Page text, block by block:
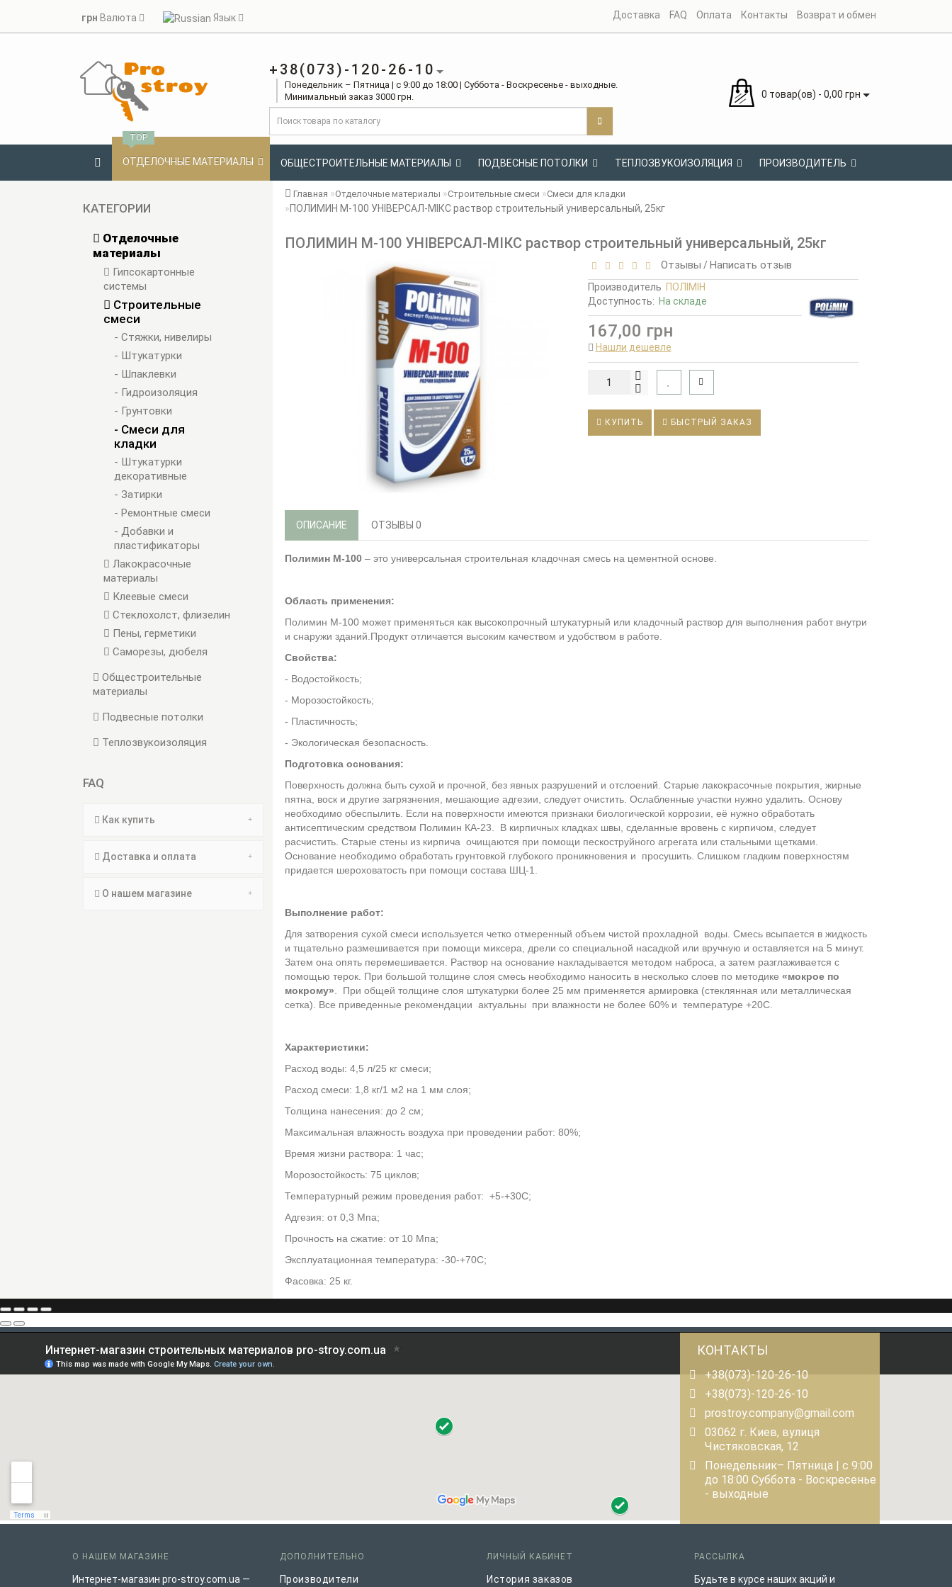
грн Валюта Язык Доставка FAQ Оплата Контакты Возврат и обмен
+38(073)-120-26-10
Понедельник – Пятница | с 9:00 до 18:00 | Суббота - Воскресенье - выходные.
Минимальный заказ 3000 грн.
0 товар(ов) - 0,00 грн
ОТДЕЛОЧНЫЕ МАТЕРИАЛЫ
TOP
ОБЩЕСТРОИТЕЛЬНЫЕ МАТЕРИАЛЫ ПОДВЕСНЫЕ ПОТОЛКИ ТЕПЛОЗВУКОИЗОЛЯЦИЯ ПРОИЗВОДИТЕЛЬ
КАТЕГОРИИ
Отделочные
материалы
Гипсокартонные
системы
Строительные
смеси
- Стяжки, нивелиры
- Штукатурки
- Шпаклевки
- Гидроизоляция
- Грунтовки
- Смеси для
кладки
- Штукатурки
декоративные
- Затирки
- Ремонтные смеси
- Добавки и
пластификаторы
Лакокрасочные
материалы
Клеевые смеси
Стеклохолст, флизелин
Пены, герметики
Саморезы, дюбеля
Общестроительные
материалы
Подвесные потолки
Теплозвукоизоляция
FAQ
Как купить
Доставка и оплата
О нашем магазине
Главная Отделочные материалы Строительные смеси Смеси для кладки
ПОЛИМИН М-100 УНІВЕРСАЛ-МІКС раствор строительный универсальный, 25кг
ПОЛИМИН М-100 УНІВЕРСАЛ-МІКС раствор строительный универсальный, 25кг
Отзывы / Написать отзыв
Производитель ПОЛІМІН
Доступность: На складе
167,00 грн
Нашли дешевле
КУПИТЬ БЫСТРЫЙ ЗАКАЗ
ОПИСАНИЕ ОТЗЫВЫ 0
Полимин М-100 – это универсальная строительная кладочная смесь на цементной основе.
Область применения:
Полимин М-100 может применяться как высокопрочный штукатурный или кладочный раствор для выполнения работ внутри
и снаружи зданий.Продукт отличается высоким качеством и удобством в работе.
Свойства:
- Водостойкость;
- Морозостойкость;
- Пластичность;
- Экологическая безопасность.
Подготовка основания:
Поверхность должна быть сухой и прочной, без явных разрушений и отслоений. Старые лакокрасочные покрытия, жирные
пятна, воск и другие загрязнения, мешающие адгезии, следует очистить. Ослабленные участки нужно удалить. Основу
необходимо обеспылить. Если на поверхности имеются признаки биологической коррозии, её нужно обработать
антисептическим средством Полимин КА-23. В кирпичных кладках швы, сделанные вровень с кирпичом, следует
расчистить. Старые стены из кирпича очищаются при помощи пескоструйного агрегата или стальными щетками.
Основание необходимо обработать грунтовкой глубокого проникновения и просушить. Слишком гладким поверхностям
придается шероховатость при помощи состава ШЦ-1.
Выполнение работ:
Для затворения сухой смеси используется четко отмеренный объем чистой прохладной воды. Смесь всыпается в жидкость
и тщательно размешивается при помощи миксера, дрели со специальной насадкой или вручную и оставляется на 5 минут.
Затем она опять перемешивается. Раствор на основание накладывается методом наброса, а затем разглаживается с
помощью терок. При большой толщине слоя смесь необходимо наносить в несколько слоев по методике «мокрое по
мокрому» . При общей толщине слоя штукатурки более 25 мм применяется армировка (стеклянная или металлическая
сетка). Все приведенные рекомендации актуальны при влажности не более 60% и темпера­туре +20С.
Характеристики:
Расход воды: 4,5 л/25 кг смеси;
Расход смеси: 1,8 кг/1 м2 на 1 мм слоя;
Толщина нанесения: до 2 см;
Максимальная влажность воздуха при проведении работ: 80%;
Время жизни раствора: 1 час;
Морозостойкость: 75 циклов;
Температурный режим проведения работ: +5-+30С;
Адгезия: от 0,3 Мпа;
Прочность на сжатие: от 10 Мпа;
Эксплуатационная температура: -30-+70С;
Фасовка: 25 кг.
КОНТАКТЫ
+38(073)-120-26-10
+38(073)-120-26-10
prostroy.company@gmail.com
03062 г. Киев, вулиця
Чистяковская, 12
Понедельник– Пятница | с 9:00
до 18:00 Суббота - Воскресенье
- выходные
О НАШЕМ МАГАЗИНЕ
Интернет-магазин pro-stroy.com.ua —
ДОПОЛНИТЕЛЬНО
Производители
ЛИЧНЫЙ КАБИНЕТ
История заказов
РАССЫЛКА
Будьте в курсе наших акций и